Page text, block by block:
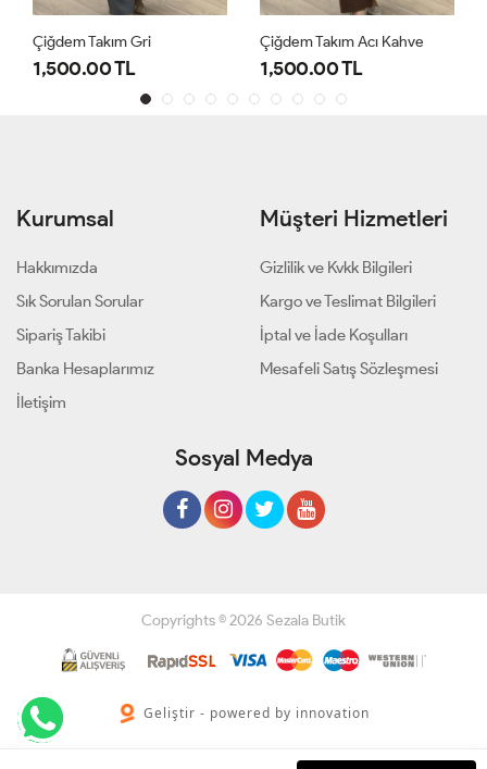
Çiğdem Takım Gri
1,500.00 TL
Çiğdem Takım Acı Kahve
1,500.00 TL
Kurumsal
Hakkımızda
Sık Sorulan Sorular
Sipariş Takibi
Banka Hesaplarımız
İletişim
Müşteri Hizmetleri
Gizlilik ve Kvkk Bilgileri
Kargo ve Teslimat Bilgileri
İptal ve İade Koşulları
Mesafeli Satış Sözleşmesi
Sosyal Medya
Copyrights © 2026 Sezala Butik
Geliştir - powered by innovation